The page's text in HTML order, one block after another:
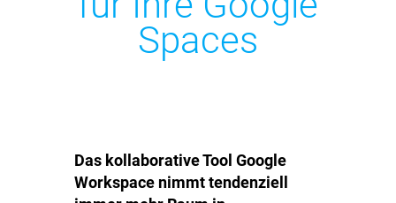
Spaces
Das kollaborative Tool Google
Workspace nimmt tendenziell